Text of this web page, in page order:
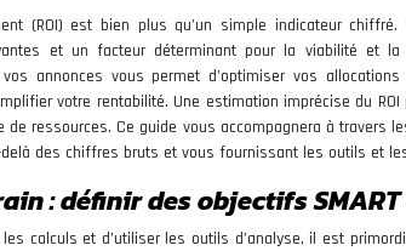
(ROI) est bien plus qu’un simple indicateur
et un facteur déterminant pour la viabilité et
annonces vous permet d’optimiser vos
votre rentabilité. Une estimation imprécise du
ressources. Ce guide vous accompagnera à travers
des chiffres bruts et vous fournissant les outils et
: définir des objectifs
calculs et d’utiliser les outils d’analyse, il est